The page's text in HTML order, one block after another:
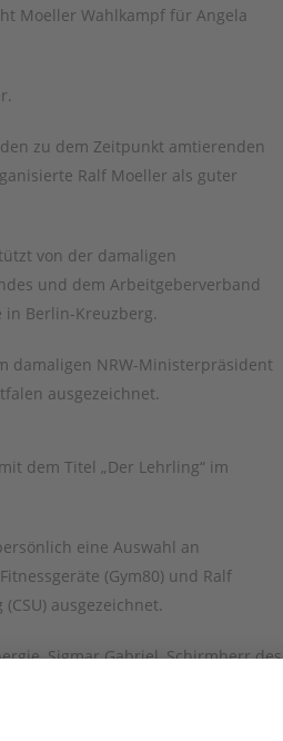
Moeller Wahlkampf für Angela
zu dem Zeitpunkt amtierenden
Ralf Moeller als guter
von der damaligen
und dem Arbeitgeberverband
in Berlin-Kreuzberg.
damaligen NRW-Ministerpräsident
ausgezeichnet.
dem Titel „Der Lehrling“ im
eine Auswahl an
(Gym80) und Ralf
ausgezeichnet.
Sigmar Gabriel, Schirmherr des
als Pilotwettbewerb erstmal
bundesweit durchgeführt werden.